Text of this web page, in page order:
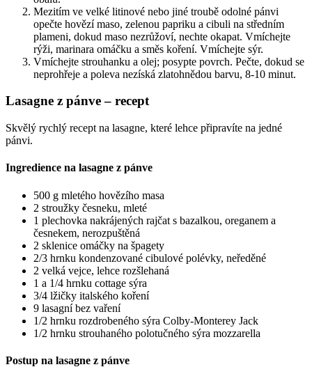
Mezitím ve velké litinové nebo jiné troubě odolné pánvi
opečte hovězí maso, zelenou papriku a cibuli na středním
plameni, dokud maso nezrůžoví, nechte okapat. Vmíchejte
rýži, marinara omáčku a směs koření. Vmíchejte sýr.
Vmíchejte strouhanku a olej; posypte povrch. Pečte, dokud se
neprohřeje a poleva nezíská zlatohnědou barvu, 8-10 minut.
Lasagne z pánve – recept
Skvělý rychlý recept na lasagne, které lehce připravíte na jedné
pánvi.
Ingredience na lasagne z pánve
500 g mletého hovězího masa
2 stroužky česneku, mleté
1 plechovka nakrájených rajčat s bazalkou, oreganem a
česnekem, nerozpuštěná
2 sklenice omáčky na špagety
2/3 hrnku kondenzované cibulové polévky, neředěné
2 velká vejce, lehce rozšlehaná
1 a 1/4 hrnku cottage sýra
3/4 lžičky italského koření
9 lasagní bez vaření
1/2 hrnku rozdrobeného sýra Colby-Monterey Jack
1/2 hrnku strouhaného polotučného sýra mozzarella
Postup na lasagne z pánve